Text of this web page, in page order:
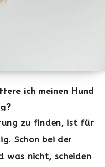
ich meinen Hund
zu finden, ist für
Schon bei der
was nicht, scheiden